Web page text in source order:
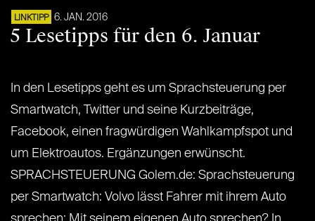
LINKTIPP 6. JAN. 2016
5 Lesetipps für den 6. Januar
In den Lesetipps geht es um Sprachsteuerung per
Smartwatch, Twitter und seine Kurzbeiträge,
Facebook, einen fragwürdigen Wahlkampfspot und
um Elektroautos. Ergänzungen erwünscht.
SPRACHSTEUERUNG Golem.de: Sprachsteuerung
per Smartwatch: Volvo lässt Fahrer mit ihrem Auto